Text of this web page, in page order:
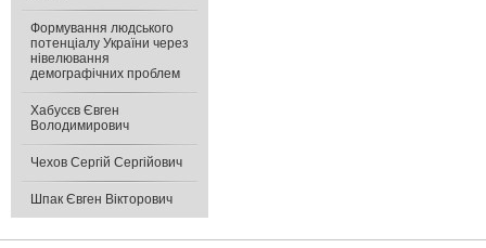
Формування людського
потенціалу України через
нівелювання
демографічних проблем
Хабусєв Євген
Володимирович
Чехов Сергій Сергійович
Шпак Євген Вікторович